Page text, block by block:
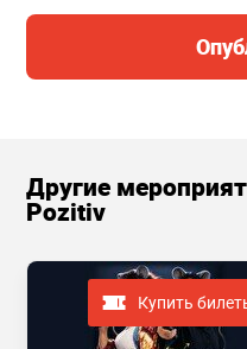
Другие
Pozitiv
Купить